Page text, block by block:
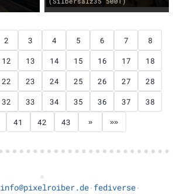
2 3 4 5 6 7 8
12 13 14 15 16 17 18
22 23 24 25 26 27 28
32 33 34 35 36 37 38
41 42 43 » »»
info@pixelroiber.de· fediverse·